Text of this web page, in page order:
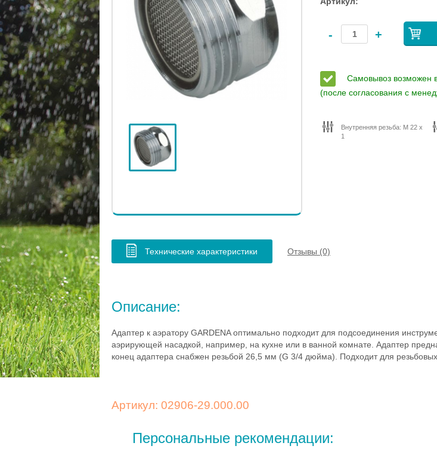
- +
Самовывоз возможен
(после согласования с
Внутренняя резьба: M 22 x
1
Технические характеристики Отзывы (0)
Описание:
Адаптер к аэратору GARDENA оптимально подходит для подсоединения
аэрирующей насадкой, например, на кухне или в ванной комнате. Адаптер
конец адаптера снабжен резьбой 26,5 мм (G 3/4 дюйма). Подходит для
Артикул: 02906-29.000.00
Персональные рекомендации: